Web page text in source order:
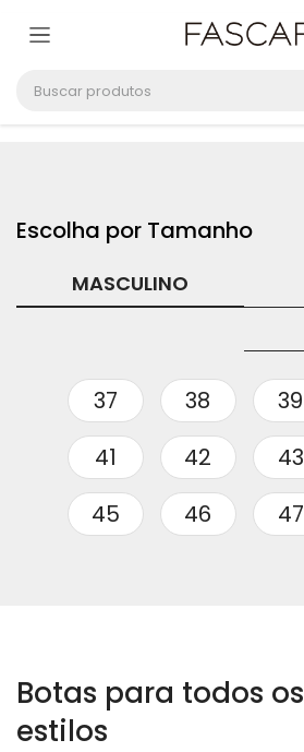
MASCULINO
37 38 39
41
42 43
45
46 47
Botas para todos os
estilos